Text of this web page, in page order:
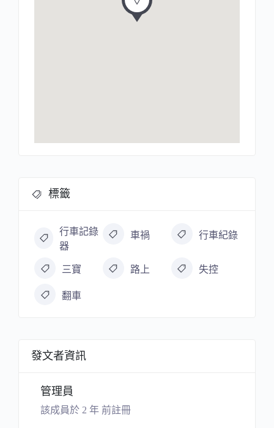
標籤
行車記錄
器
車禍 行車紀錄
三寶 路上 失控
翻車
發文者資訊
管理員
該成員於 2 年 前註冊